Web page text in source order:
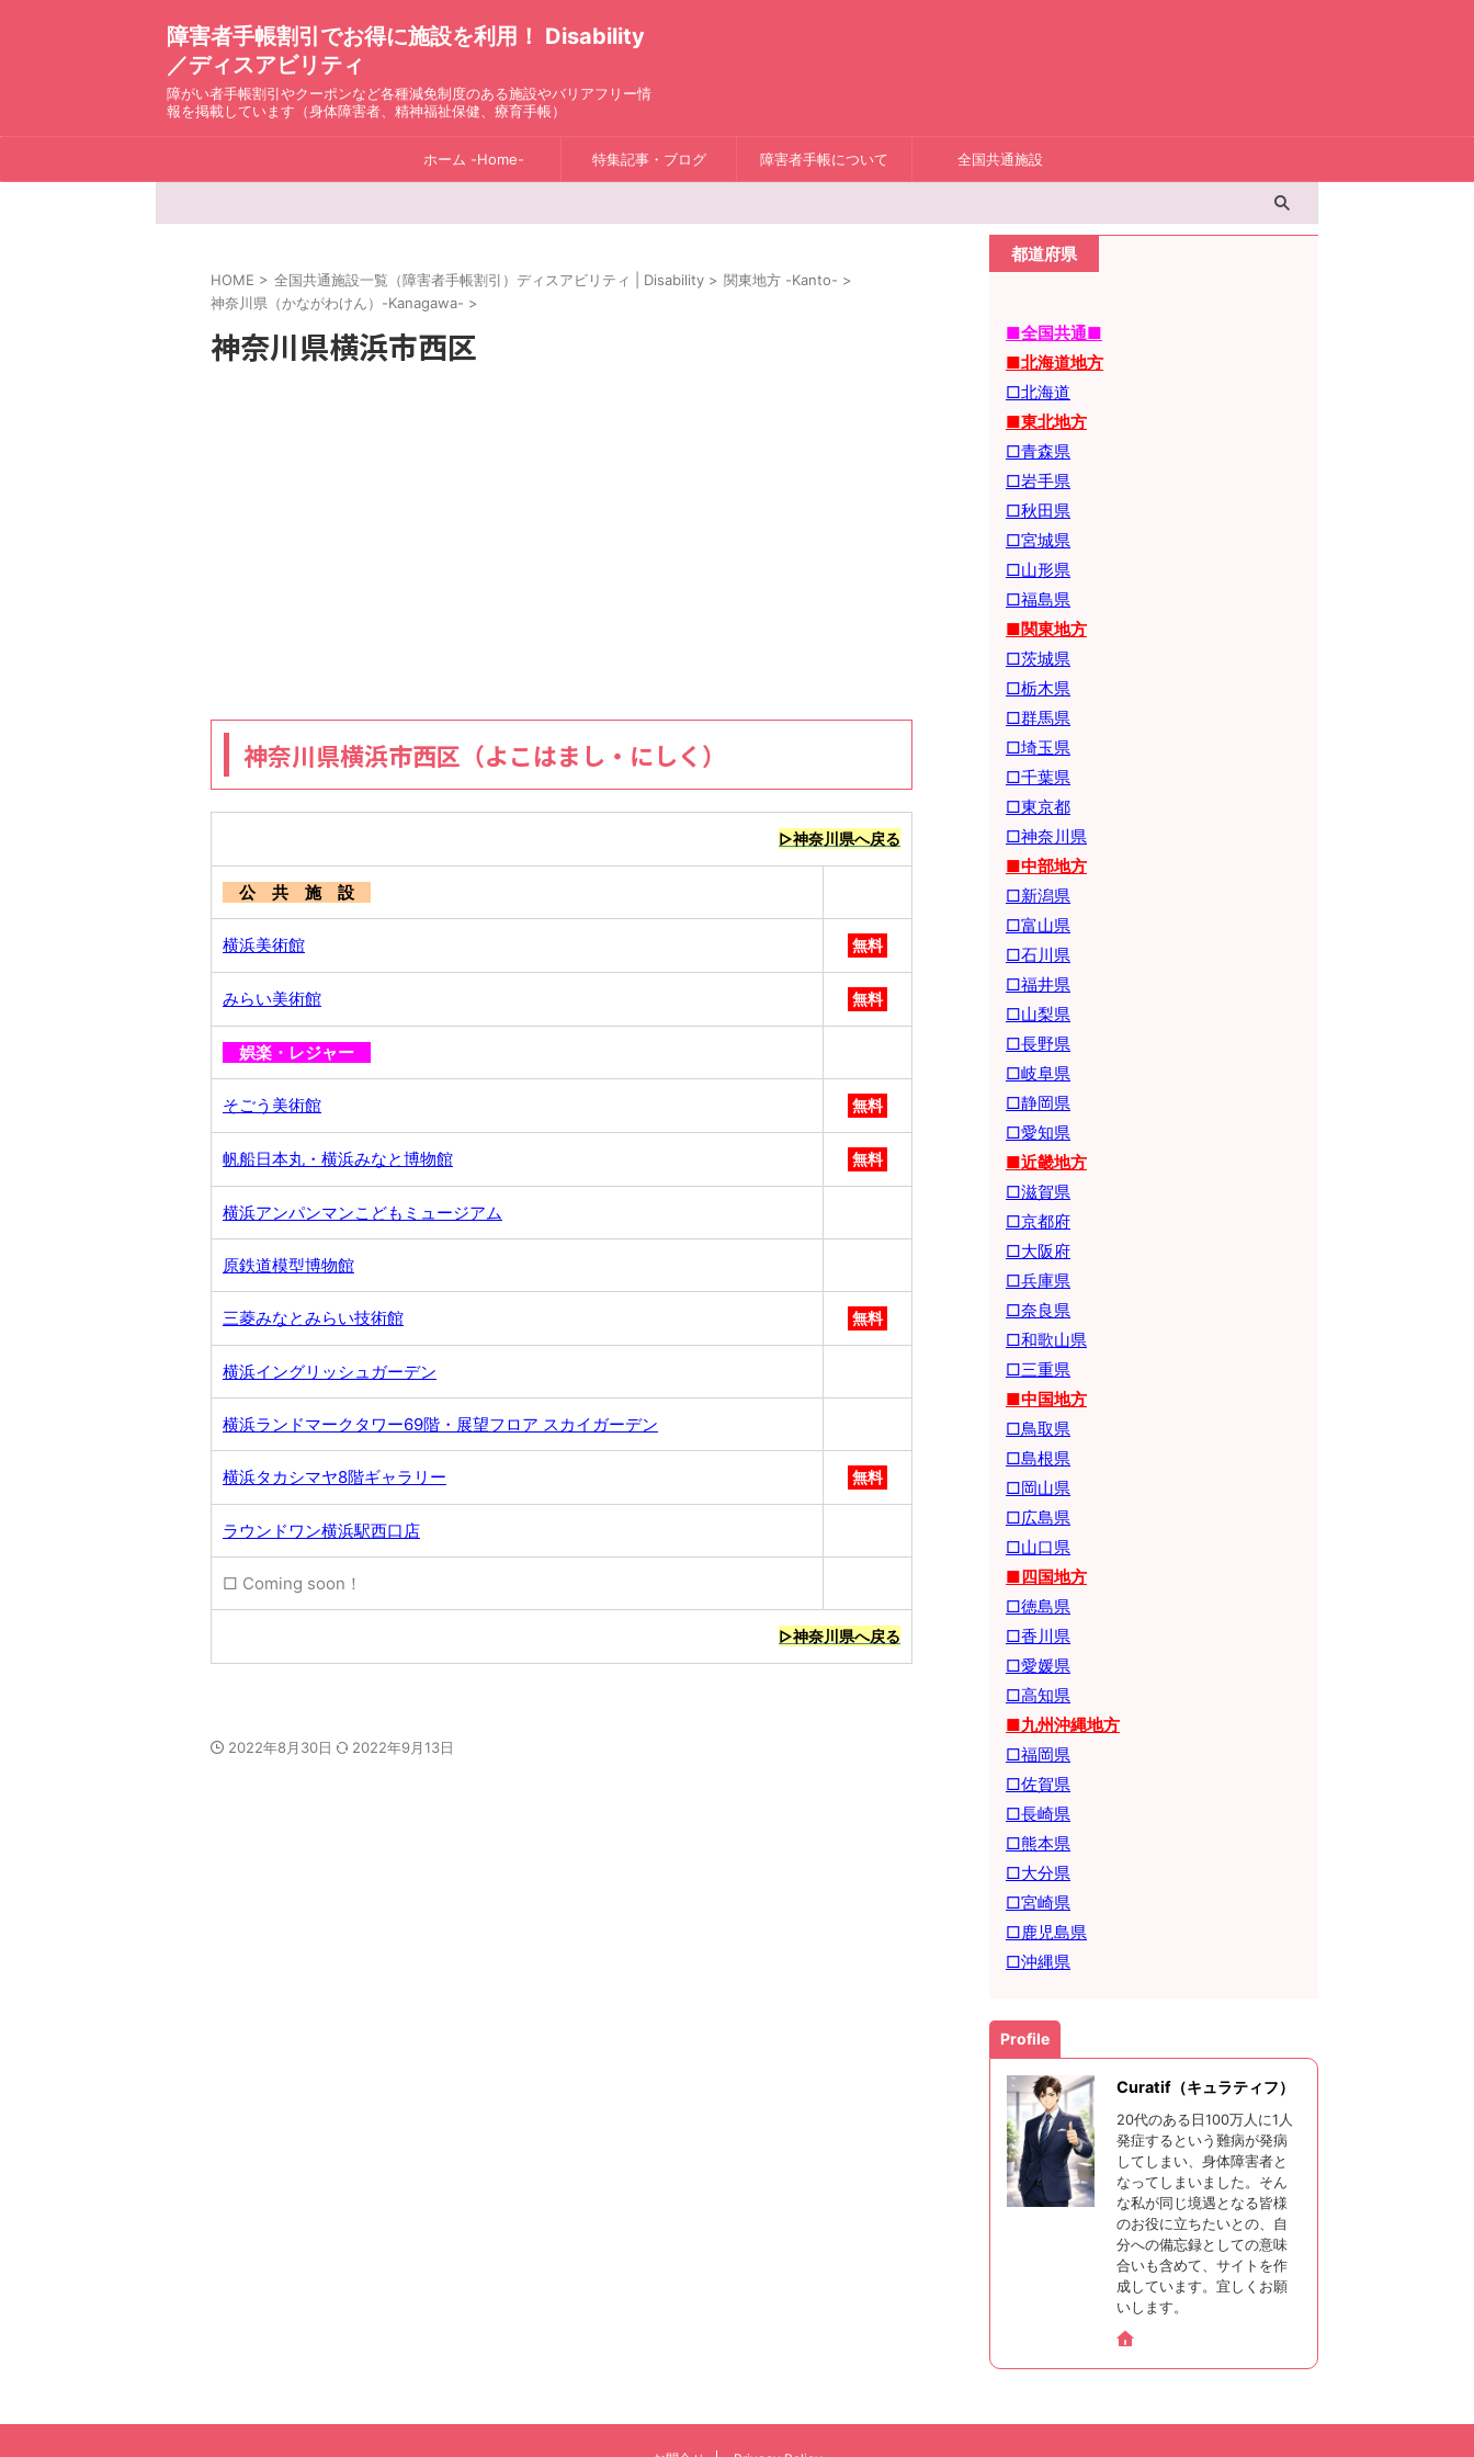
障害者手帳割引でお得に施設を利用！ Disability
／ディスアビリティ
障がい者手帳割引やクーポンなど各種減免制度のある施設やバリアフリー情
報を掲載しています（身体障害者、精神福祉保健、療育手帳）
ホーム -Home- 特集記事・ブログ 障害者手帳について 全国共通施設
HOME > 全国共通施設一覧（障害者手帳割引）ディスアビリティ | Disability > 関東地方 -Kanto- >
神奈川県（かながわけん）-Kanagawa- >
神奈川県横浜市西区
神奈川県横浜市西区（よこはまし・にしく）
▷神奈川県へ戻る
公 共 施 設
横浜美術館 無料
みらい美術館 無料
娯楽・レジャー
そごう美術館 無料
帆船日本丸・横浜みなと博物館 無料
横浜アンパンマンこどもミュージアム
原鉄道模型博物館
三菱みなとみらい技術館 無料
横浜イングリッシュガーデン
横浜ランドマークタワー69階・展望フロア スカイガーデン
横浜タカシマヤ8階ギャラリー 無料
ラウンドワン横浜駅西口店
□ Coming soon！
▷神奈川県へ戻る
2022年8月30日 2022年9月13日
都道府県
■全国共通■
■北海道地方
□北海道
■東北地方
□青森県
□岩手県
□秋田県
□宮城県
□山形県
□福島県
■関東地方
□茨城県
□栃木県
□群馬県
□埼玉県
□千葉県
□東京都
□神奈川県
■中部地方
□新潟県
□富山県
□石川県
□福井県
□山梨県
□長野県
□岐阜県
□静岡県
□愛知県
■近畿地方
□滋賀県
□京都府
□大阪府
□兵庫県
□奈良県
□和歌山県
□三重県
■中国地方
□鳥取県
□島根県
□岡山県
□広島県
□山口県
■四国地方
□徳島県
□香川県
□愛媛県
□高知県
■九州沖縄地方
□福岡県
□佐賀県
□長崎県
□熊本県
□大分県
□宮崎県
□鹿児島県
□沖縄県
Profile
Curatif（キュラティフ）
20代のある日100万人に1人
発症するという難病が発病
してしまい、身体障害者と
なってしまいました。そん
な私が同じ境遇となる皆様
のお役に立ちたいとの、自
分への備忘録としての意味
合いも含めて、サイトを作
成しています。宜しくお願
いします。